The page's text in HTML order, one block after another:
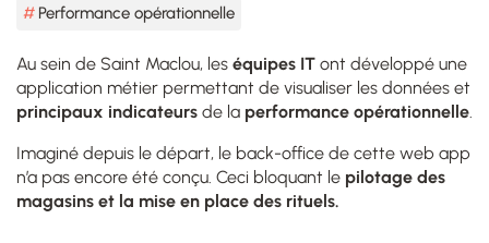
Performance opérationnelle
Au sein de Saint Maclou, les équipes IT ont développé une
application métier permettant de visualiser les données et
principaux indicateurs de la performance opérationnelle.
Imaginé depuis le départ, le back-office de cette web app
n’a pas encore été conçu. Ceci bloquant le pilotage des
magasins et la mise en place des rituels.